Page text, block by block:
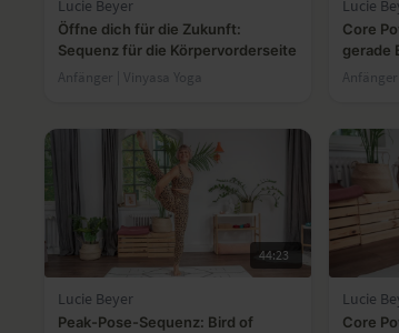
Lucie Beyer
Öffne dich für die Zukunft:
Sequenz für die Körpervorderseite
Anfänger | Vinyasa Yoga
Lucie
Core
gerade
44:23
Lucie Beyer
Peak-Pose-Sequenz: Bird of
Lucie
Core